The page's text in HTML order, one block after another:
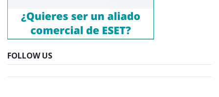
FOLLOW US